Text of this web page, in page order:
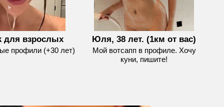
для взрослых
профили (+30 лет)
Юля, 38 лет. (1км от вас)
Мой вотсапп в профиле. Хочу
куни, пишите!